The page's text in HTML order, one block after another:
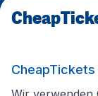
Internationale
Folgen Sie uns: